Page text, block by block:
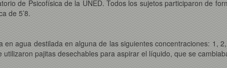
de Psicofísica de la UNED. Todos los sujetos participaron de
de 5’8.
agua destilada en alguna de las siguientes concentraciones: 1,
pajitas desechables para aspirar el líquido, que se